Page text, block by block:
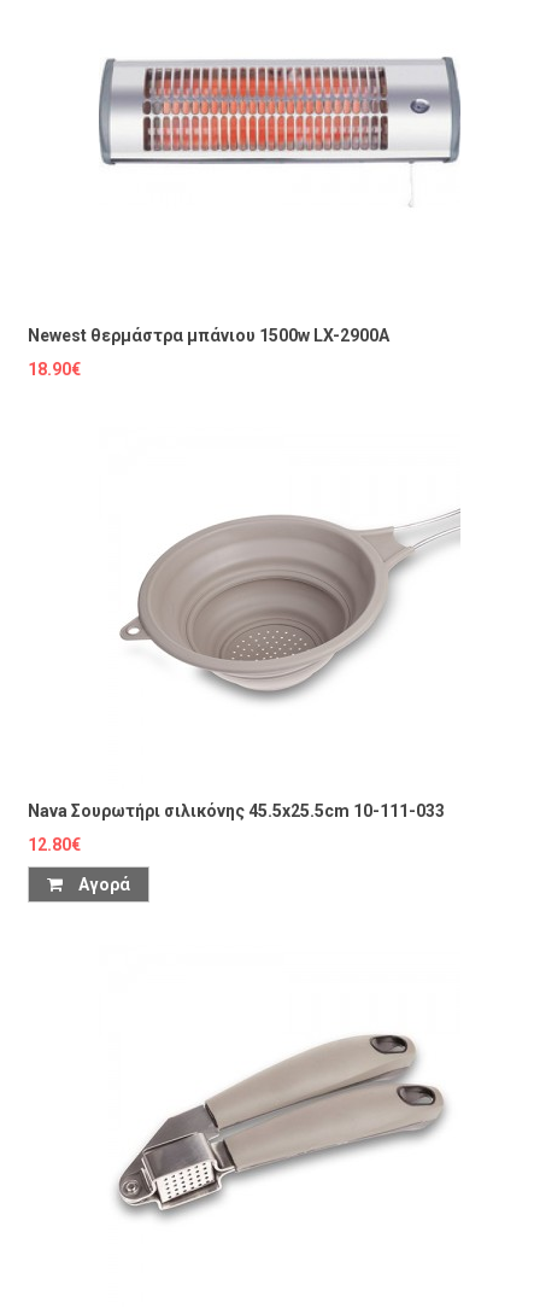
Newest θερμάστρα μπάνιου 1500w LX-2900A
18.90€
Nava Σουρωτήρι σιλικόνης 45.5x25.5cm 10-111-033
12.80€
Αγορά